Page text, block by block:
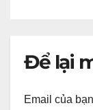
Để lại
Email của